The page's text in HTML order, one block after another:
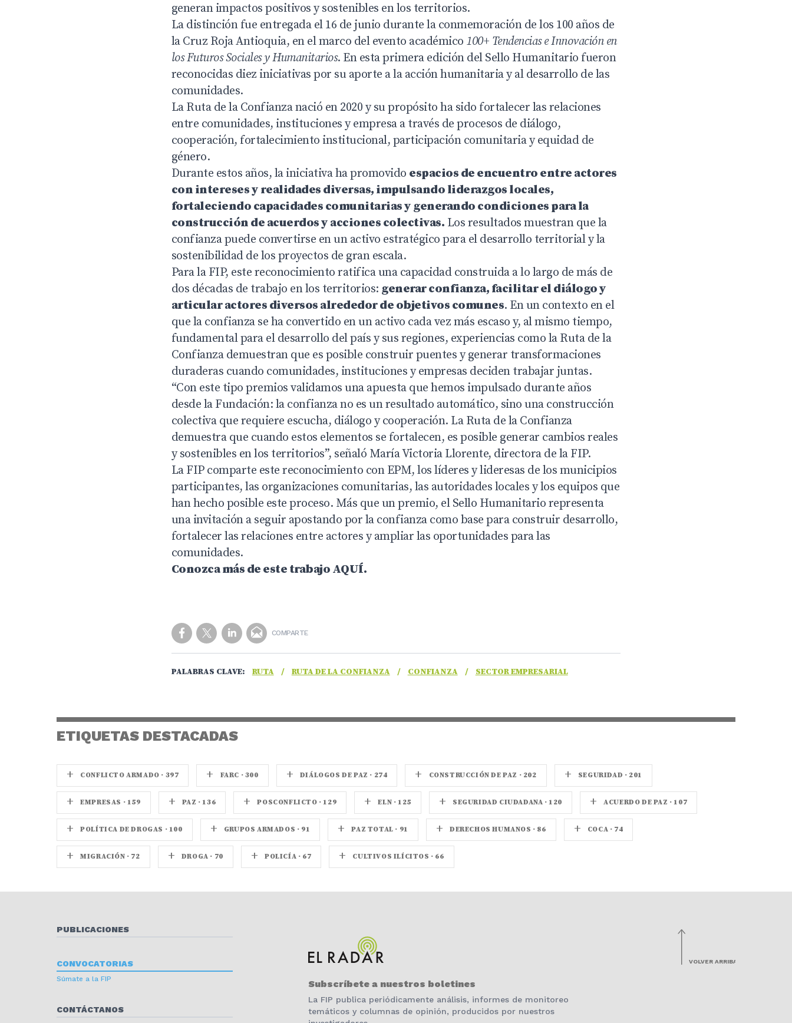
generan impactos positivos y sostenibles en los territorios.
La distinción fue entregada el 16 de junio durante la conmemoración de los 100 años de
la Cruz Roja Antioquia, en el marco del evento académico 100+ Tendencias e Innovación en
los Futuros Sociales y Humanitarios. En esta primera edición del Sello Humanitario fueron
reconocidas diez iniciativas por su aporte a la acción humanitaria y al desarrollo de las
comunidades.
La Ruta de la Confianza nació en 2020 y su propósito ha sido fortalecer las relaciones
entre comunidades, instituciones y empresa a través de procesos de diálogo,
cooperación, fortalecimiento institucional, participación comunitaria y equidad de
género.
Durante estos años, la iniciativa ha promovido espacios de encuentro entre actores
con intereses y realidades diversas, impulsando liderazgos locales,
fortaleciendo capacidades comunitarias y generando condiciones para la
construcción de acuerdos y acciones colectivas. Los resultados muestran que la
confianza puede convertirse en un activo estratégico para el desarrollo territorial y la
sostenibilidad de los proyectos de gran escala.
Para la FIP, este reconocimiento ratifica una capacidad construida a lo largo de más de
dos décadas de trabajo en los territorios: generar confianza, facilitar el diálogo y
articular actores diversos alrededor de objetivos comunes. En un contexto en el
que la confianza se ha convertido en un activo cada vez más escaso y, al mismo tiempo,
fundamental para el desarrollo del país y sus regiones, experiencias como la Ruta de la
Confianza demuestran que es posible construir puentes y generar transformaciones
duraderas cuando comunidades, instituciones y empresas deciden trabajar juntas.
“Con este tipo premios validamos una apuesta que hemos impulsado durante años
desde la Fundación: la confianza no es un resultado automático, sino una construcción
colectiva que requiere escucha, diálogo y cooperación. La Ruta de la Confianza
demuestra que cuando estos elementos se fortalecen, es posible generar cambios reales
y sostenibles en los territorios”, señaló María Victoria Llorente, directora de la FIP.
La FIP comparte este reconocimiento con EPM, los líderes y lideresas de los municipios
participantes, las organizaciones comunitarias, las autoridades locales y los equipos que
han hecho posible este proceso. Más que un premio, el Sello Humanitario representa
una invitación a seguir apostando por la confianza como base para construir desarrollo,
fortalecer las relaciones entre actores y ampliar las oportunidades para las
comunidades.
Conozca más de este trabajo AQUÍ.
COMPARTE
PALABRAS CLAVE: RUTA / RUTA DE LA CONFIANZA / CONFIANZA / SECTOR EMPRESARIAL
ETIQUETAS DESTACADAS
+ CONFLICTO ARMADO · 397 + FARC · 300 + DIÁLOGOS DE PAZ · 274 + CONSTRUCCIÓN DE PAZ · 202 + SEGURIDAD · 201
+ EMPRESAS · 159 + PAZ · 136 + POSCONFLICTO · 129 + ELN · 125 + SEGURIDAD CIUDADANA · 120 + ACUERDO DE PAZ · 107
+ POLÍTICA DE DROGAS · 100 + GRUPOS ARMADOS · 91 + PAZ TOTAL · 91 + DERECHOS HUMANOS · 86 + COCA · 74
+ MIGRACIÓN · 72 + DROGA · 70 + POLICÍA · 67 + CULTIVOS ILÍCITOS · 66
PUBLICACIONES
CONVOCATORIAS
Súmate a la FIP
CONTÁCTANOS
Subscríbete a nuestros boletines
La FIP publica periódicamente análisis, informes de monitoreo
temáticos y columnas de opinión, producidos por nuestros
VOLVER ARRIBA